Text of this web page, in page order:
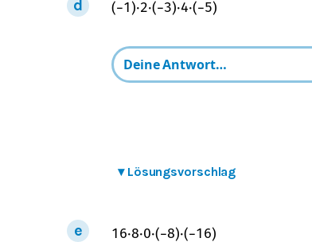
(−1 )⋅2⋅(−3)⋅4⋅(−5)
▾ Lösungsvorschlag
16⋅8⋅0⋅(−8)⋅(−16)